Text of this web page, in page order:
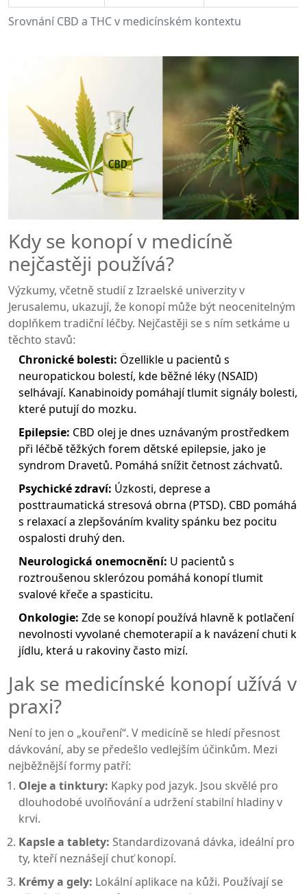
Srovnání CBD a THC v medicínském kontextu
Kdy se konopí v medicíně
nejčastěji používá?
Výzkumy, včetně studií z Izraelské univerzity v
Jerusalemu, ukazují, že konopí může být neocenitelným
doplňkem tradiční léčby. Nejčastěji se s ním setkáme u
těchto stavů:
Chronické bolesti: Özellikle u pacientů s
neuropatickou bolestí, kde běžné léky (NSAID)
selhávají. Kanabinoidy pomáhají tlumit signály bolesti,
které putují do mozku.
Epilepsie: CBD olej je dnes uznávaným prostředkem
při léčbě těžkých forem dětské epilepsie, jako je
syndrom Dravetů. Pomáhá snížit četnost záchvatů.
Psychické zdraví: Úzkosti, deprese a
posttraumatická stresová obrna (PTSD). CBD pomáhá
s relaxací a zlepšováním kvality spánku bez pocitu
ospalosti druhý den.
Neurologická onemocnění: U pacientů s
roztroušenou sklerózou pomáhá konopí tlumit
svalové křeče a spasticitu.
Onkologie: Zde se konopí používá hlavně k potlačení
nevolnosti vyvolané chemoterapií a k navázení chuti k
jídlu, která u rakoviny často mizí.
Jak se medicínské konopí užívá v
praxi?
Není to jen o „kouření“. V medicíně se hledí přesnost
dávkování, aby se předešlo vedlejším účinkům. Mezi
nejběžnější formy patří:
Oleje a tinktury: Kapky pod jazyk. Jsou skvělé pro
dlouhodobé uvolňování a udržení stabilní hladiny v
krvi.
Kapsle a tablety: Standardizovaná dávka, ideální pro
ty, kteří neznášejí chuť konopí.
Krémy a gely: Lokální aplikace na kůži. Používají se